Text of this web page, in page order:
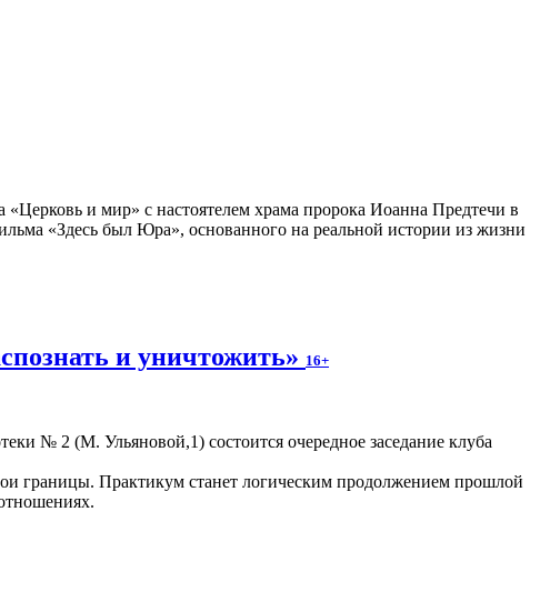
и мир» с настоятелем храма пророка Иоанна Предтечи в
«Здесь был Юра», основанного на реальной истории из жизни
и уничтожить» 16+
№ 2 (М. Ульяновой,1) состоится очередное заседание клуба
границы. Практикум станет логическим продолжением прошлой